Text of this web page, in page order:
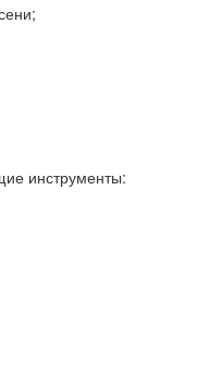
инструменты: